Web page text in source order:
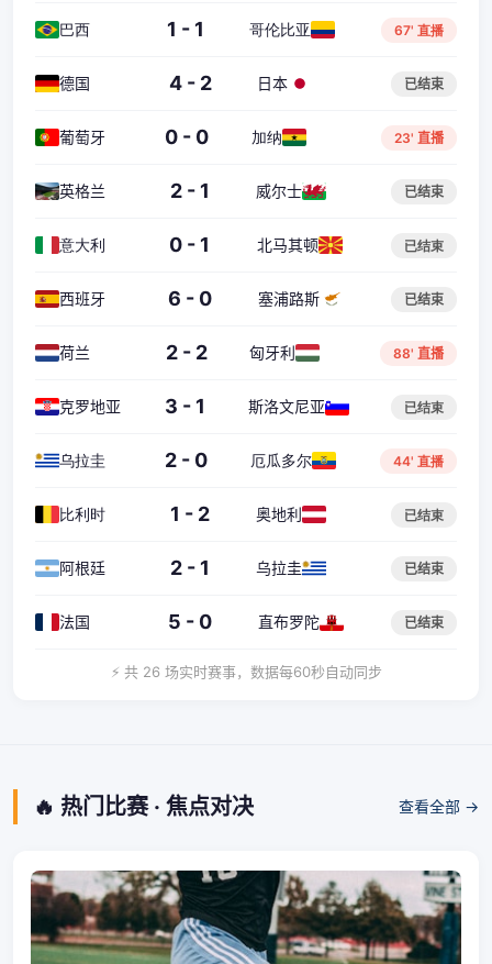
巴西 1 - 1 哥伦比亚 67' 直播
德国 4 - 2 日本 已结束
葡萄牙 0 - 0 加纳 23' 直播
英格兰 2 - 1 威尔士 已结束
意大利 0 - 1 北马其顿 已结束
西班牙 6 - 0 塞浦路斯 已结束
荷兰 2 - 2 匈牙利 88' 直播
克罗地亚 3 - 1 斯洛文尼亚 已结束
乌拉圭 2 - 0 厄瓜多尔 44' 直播
比利时 1 - 2 奥地利 已结束
阿根廷 2 - 1 乌拉圭 已结束
法国 5 - 0 直布罗陀 已结束
⚡ 共 26 场实时赛事，数据每60秒自动同步
🔥 热门比赛 · 焦点对决 查看全部 →